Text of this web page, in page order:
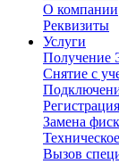
О компании
Реквизиты
Услуги
Снятие с
Замена
Вызов